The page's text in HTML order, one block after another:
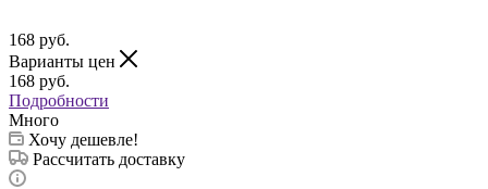
168 руб.
Варианты цен
168 руб.
Подробности
Много
Хочу дешевле!
Рассчитать доставку